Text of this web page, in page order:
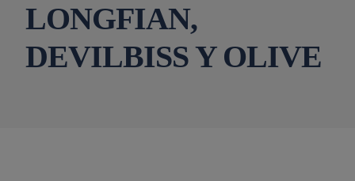
LONGFIAN,
DEVILBISS Y OLIVE